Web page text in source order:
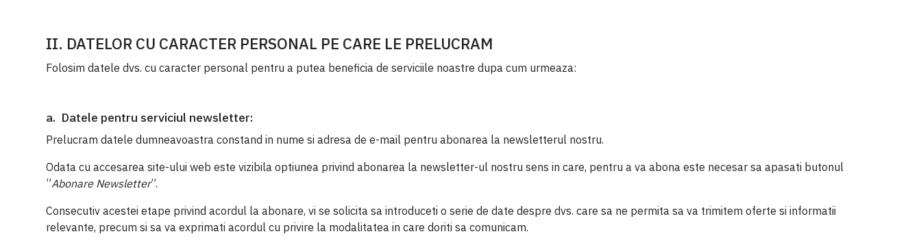
II. DATELOR CU CARACTER PERSONAL PE CARE LE PRELUCRAM
Folosim datele dvs. cu caracter personal pentru a putea beneficia de serviciile noastre dupa cum urmeaza:
a. Datele pentru serviciul newsletter:
Prelucram datele dumneavoastra constand in nume si adresa de e-mail pentru abonarea la newsletterul nostru.
Odata cu accesarea site-ului web este vizibila optiunea privind abonarea la newsletter-ul nostru sens in care, pentru a va abona este necesar sa apasati butonul
”Abonare Newsletter”.
Consecutiv acestei etape privind acordul la abonare, vi se solicita sa introduceti o serie de date despre dvs. care sa ne permita sa va trimitem oferte si informatii
relevante, precum si sa va exprimati acordul cu privire la modalitatea in care doriti sa comunicam.